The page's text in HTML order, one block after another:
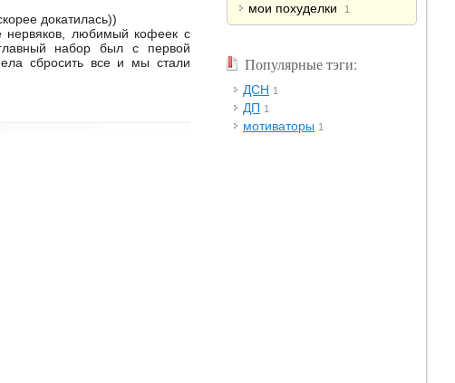
докатилась))
нервяков, любимый кофеек с
набор был с первой
сбросить все и мы стали
мои похуделки 1
Популярные тэги:
ДСН 1
ДП 1
мотиваторы 1